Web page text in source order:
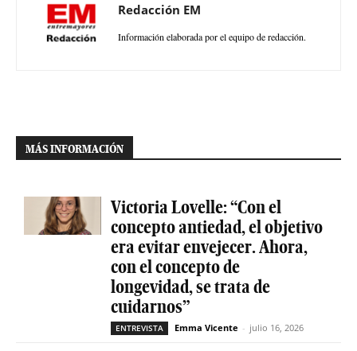
Redacción EM
Información elaborada por el equipo de redacción.
MÁS INFORMACIÓN
Victoria Lovelle: “Con el
concepto antiedad, el objetivo
era evitar envejecer. Ahora,
con el concepto de
longevidad, se trata de
cuidarnos”
ENTREVISTA Emma Vicente - julio 16, 2026